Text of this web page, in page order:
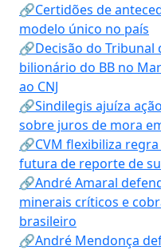
🔗Certidões de
modelo único no país
🔗Decisão do Tribunal
bilionário do BB no
ao CNJ
🔗Sindilegis ajuíza
sobre juros de mora
🔗CVM flexibiliza
futura de reporte de
🔗André Amaral
minerais críticos e
brasileiro
🔗André Mendonça